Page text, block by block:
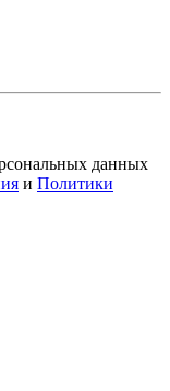
данных
и Политики